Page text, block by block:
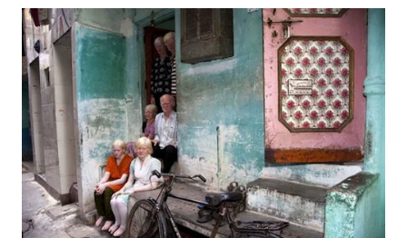
CIREBON
WN
INDRAMAYU
WN
KUNINGAN
WN
MAJALENGKA